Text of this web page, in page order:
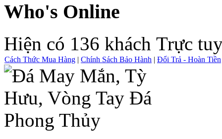
Who's Online
Hiện có 136 khách Trực
Cách Thức Mua Hàng | Chính Sách Bảo Hành | Đổi Trả - Hoàn Tiền